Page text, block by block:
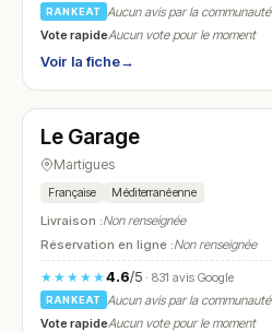
RANKEAT
Aucun avis par la communauté
Vote rapideAucun vote pour le moment
Voir la fiche→
N° 21
Le Garage
Martigues
Française Méditerranéenne
Livraison :Non renseignée
Réservation en ligne :Non renseignée
★★★★★4.6/5· 831 avis Google
RANKEAT
Aucun avis par la communauté
Vote rapideAucun vote pour le moment